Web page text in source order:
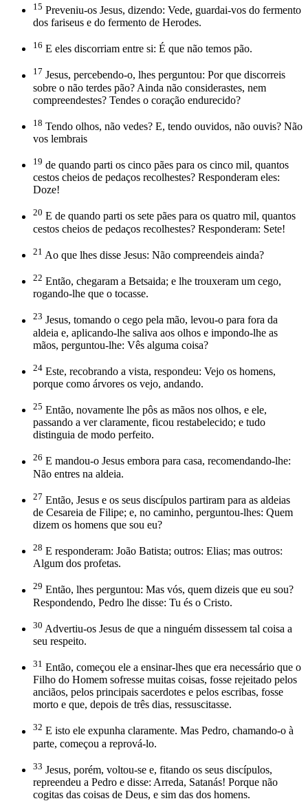
15 Preveniu-os Jesus, dizendo: Vede, guardai-vos do fermento
dos fariseus e do fermento de Herodes.
16 E eles discorriam entre si: É que não temos pão.
17 Jesus, percebendo-o, lhes perguntou: Por que discorreis
sobre o não terdes pão? Ainda não considerastes, nem
compreendestes? Tendes o coração endurecido?
18 Tendo olhos, não vedes? E, tendo ouvidos, não ouvis? Não
vos lembrais
19 de quando parti os cinco pães para os cinco mil, quantos
cestos cheios de pedaços recolhestes? Responderam eles:
Doze!
20 E de quando parti os sete pães para os quatro mil, quantos
cestos cheios de pedaços recolhestes? Responderam: Sete!
21 Ao que lhes disse Jesus: Não compreendeis ainda?
22 Então, chegaram a Betsaida; e lhe trouxeram um cego,
rogando-lhe que o tocasse.
23 Jesus, tomando o cego pela mão, levou-o para fora da
aldeia e, aplicando-lhe saliva aos olhos e impondo-lhe as
mãos, perguntou-lhe: Vês alguma coisa?
24 Este, recobrando a vista, respondeu: Vejo os homens,
porque como árvores os vejo, andando.
25 Então, novamente lhe pôs as mãos nos olhos, e ele,
passando a ver claramente, ficou restabelecido; e tudo
distinguia de modo perfeito.
26 E mandou-o Jesus embora para casa, recomendando-lhe:
Não entres na aldeia.
27 Então, Jesus e os seus discípulos partiram para as aldeias
de Cesareia de Filipe; e, no caminho, perguntou-lhes: Quem
dizem os homens que sou eu?
28 E responderam: João Batista; outros: Elias; mas outros:
Algum dos profetas.
29 Então, lhes perguntou: Mas vós, quem dizeis que eu sou?
Respondendo, Pedro lhe disse: Tu és o Cristo.
30 Advertiu-os Jesus de que a ninguém dissessem tal coisa a
seu respeito.
31 Então, começou ele a ensinar-lhes que era necessário que o
Filho do Homem sofresse muitas coisas, fosse rejeitado pelos
anciãos, pelos principais sacerdotes e pelos escribas, fosse
morto e que, depois de três dias, ressuscitasse.
32 E isto ele expunha claramente. Mas Pedro, chamando-o à
parte, começou a reprová-lo.
33 Jesus, porém, voltou-se e, fitando os seus discípulos,
repreendeu a Pedro e disse: Arreda, Satanás! Porque não
cogitas das coisas de Deus, e sim das dos homens.